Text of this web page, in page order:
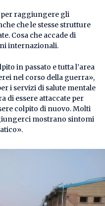
raggiungere gli
che le stesse strutture
Cosa che accade di
internazionali.
in passato e tutta l’area
nel corso della guerra»,
i servizi di salute mentale
di essere attaccate per
colpito di nuovo. Molti
mostrano sintomi